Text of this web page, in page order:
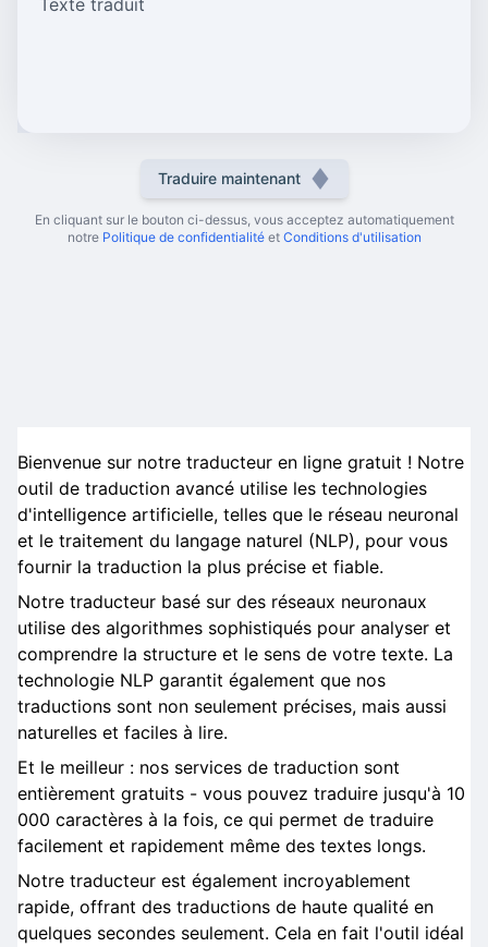
Texte traduit
Traduire maintenant
En cliquant sur le bouton ci-dessus, vous acceptez automatiquement
notre Politique de confidentialité et Conditions d'utilisation
Bienvenue sur notre traducteur en ligne gratuit ! Notre
outil de traduction avancé utilise les technologies
d'intelligence artificielle, telles que le réseau neuronal
et le traitement du langage naturel (NLP), pour vous
fournir la traduction la plus précise et fiable.
Notre traducteur basé sur des réseaux neuronaux
utilise des algorithmes sophistiqués pour analyser et
comprendre la structure et le sens de votre texte. La
technologie NLP garantit également que nos
traductions sont non seulement précises, mais aussi
naturelles et faciles à lire.
Et le meilleur : nos services de traduction sont
entièrement gratuits - vous pouvez traduire jusqu'à 10
000 caractères à la fois, ce qui permet de traduire
facilement et rapidement même des textes longs.
Notre traducteur est également incroyablement
rapide, offrant des traductions de haute qualité en
quelques secondes seulement. Cela en fait l'outil idéal